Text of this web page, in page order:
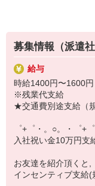
￣￣￣￣￣￣￣￣￣
▼オフィスワーク
事務、経理、データ
▼工場・製造・軽作業
機械/食品製造・梱
▼美容系
眉毛サロンのアイブ
▼営業・販売
法人営業・アパレル
▼人気案件も多数♪
短期・期間限定・オ
上場/優良/大手企業
【スマホ面接実施中】
満足度◎
■携帯やインターネット
docomo(ドコモ)/au(エ
の大手キャリアから
ワイモバイル
広く紹介可能♪
募集情報（派遣社
給与
時給1400円〜1600円
※残業代支給
★交通費別途支給（
゜+゜・。○。・゜+
入社祝い金10万円支
お友達を紹介頂くと,
インセンティブ支給(